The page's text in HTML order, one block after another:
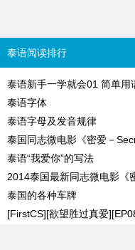
泰语阅读排行
泰语新手一学就会01 简单用
泰语字体
泰语字母及发音规律
泰国同志微电影《密爱－
泰语“我爱你”的写法
2014泰国最新同志微电影《
泰国的各种车牌
[FirstCS][欲望胜过真爱